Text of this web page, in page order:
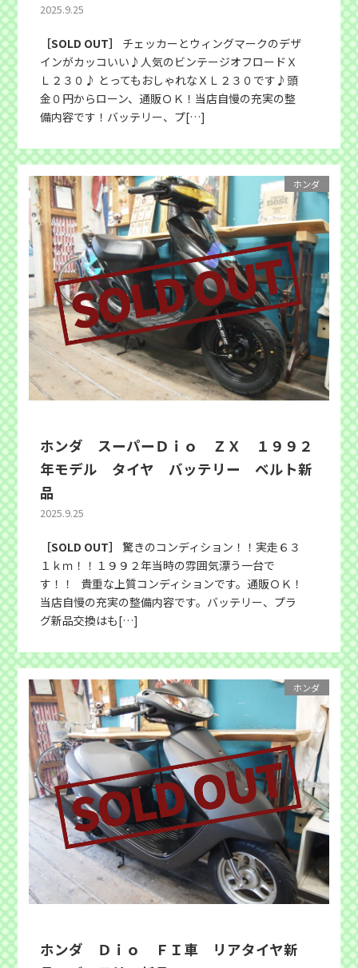
2025.9.25
［SOLD OUT］
チェッカーとウィングマークのデザ
インがカッコいい♪人気のビンテージオフロードＸ
Ｌ２３０♪ とってもおしゃれなＸＬ２３０です♪頭
金０円からローン、通販ＯＫ！当店自慢の充実の整
備内容です！バッテリー、プ[…]
ホンダ
ホンダ スーパーＤｉｏ ＺＸ １９９２
年モデル タイヤ バッテリー ベルト新
品
2025.9.25
［SOLD OUT］
驚きのコンディション！！実走６３
１ｋｍ！！１９９２年当時の雰囲気漂う一台で
す！！ 貴重な上質コンディションです。通販ＯＫ！
当店自慢の充実の整備内容です。バッテリー、プラ
グ新品交換はも[…]
ホンダ
ホンダ Ｄｉｏ ＦＩ車 リアタイヤ新